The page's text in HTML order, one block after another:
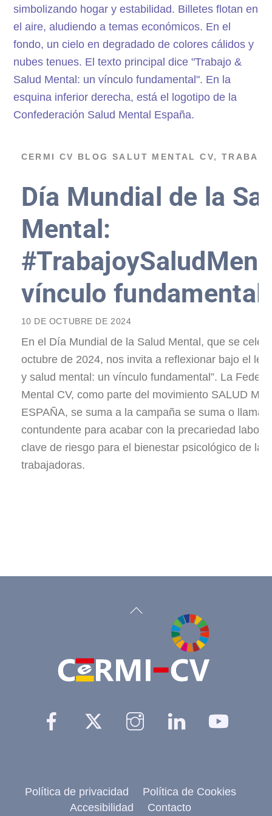
10 DE OCTUBRE DE 2024
Día Mundial de la
Mental:
vínculo fundamental
CERMI CV BLOG SALUT MENTAL CV,
En el Día Mundial de la Salud Mental, que se
octubre de 2024, nos invita a reflexionar bajo el
y salud mental: un vínculo fundamental”. La
Mental CV, como parte del movimiento SALUD
ESPAÑA, se suma a la campaña se suma o
contundente para acabar con la precariedad
clave de riesgo para el bienestar psicológico de las
trabajadoras.
Back
Facebook Twitter Instagram Linkedin
Política de privacidad
Política de Cookies
Accesibilidad
Contacto